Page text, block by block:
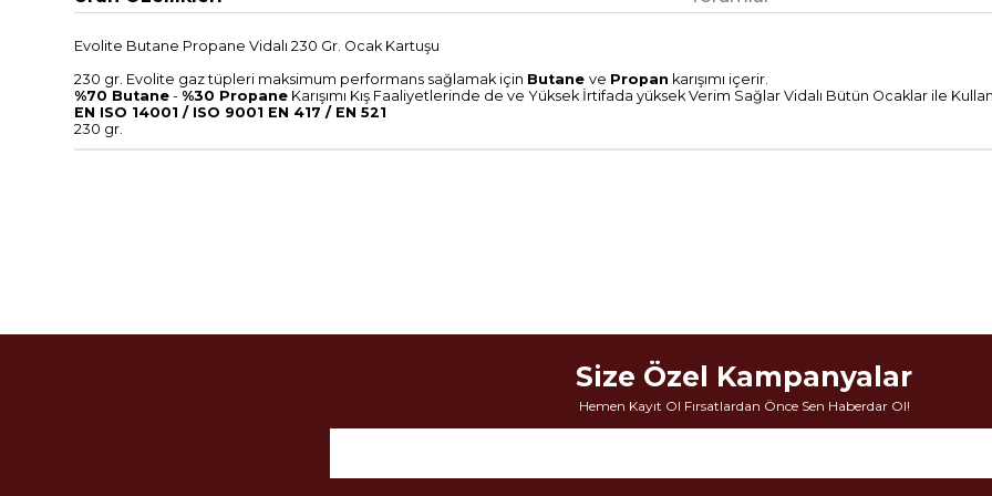
Evolite Butane Propane Vidalı 230 Gr. Ocak Kartuşu
230 gr. Evolite gaz tüpleri maksimum performans sağlamak için Butaneve Propan karışımı içerir.
%70 Butane -%30 Propane Karışımı Kış Faaliyetlerinde de ve Yüksek İrtifada yüksek Verim Sağlar Vidalı Bütün Ocaklar ile
EN ISO 14001 / ISO 9001 EN 417 / EN 521
230 gr.
Size Özel Kampanyalar
Hemen Kayıt Ol Fırsatlardan Önce Sen Haberdar Ol!